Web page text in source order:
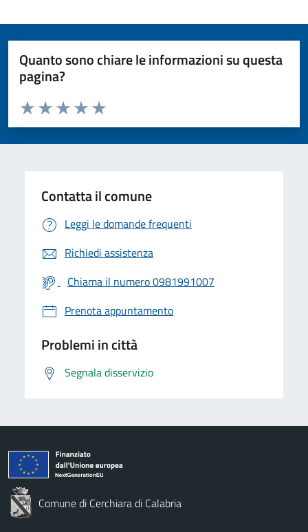
Quanto sono chiare le informazioni su questa
pagina?
Valuta da 1 a 5 stelle la pagina
Valuta 5 stelle su 5
Valuta 4 stelle su 5
Valuta 3 stelle su 5
Valuta 2 stelle su 5
Valuta 1 stelle su 5
Contatta il comune
Leggi le domande frequenti
Richiedi assistenza
Chiama il numero 0981991007
Prenota appuntamento
Problemi in città
Segnala disservizio
Comune di Cerchiara di Calabria